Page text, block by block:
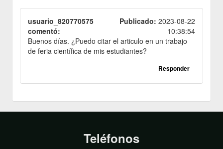
usuario_820770575
comentó:
Publicado: 2023-08-22
10:38:54
Buenos días. ¿Puedo citar el articulo en un trabajo
de feria científica de mis estudiantes?
Responder
Teléfonos